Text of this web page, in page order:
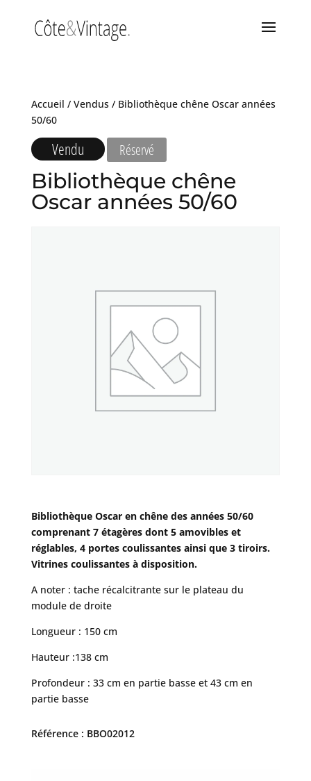
Accueil / Vendus/ Bibliothèque chêne Oscar années
50/60
Vendu Réservé
Bibliothèque chêne
Oscar années 50/60
Bibliothèque Oscar en chêne des années 50/60
comprenant 7 étagères dont 5 amovibles et
réglables, 4 portes coulissantes ainsi que 3 tiroirs.
Vitrines coulissantes à disposition.
A noter : tache récalcitrante sur le plateau du
module de droite
Longueur : 150 cm
Hauteur :138 cm
Profondeur : 33 cm en partie basse et 43 cm en
partie basse
Référence : BBO02012